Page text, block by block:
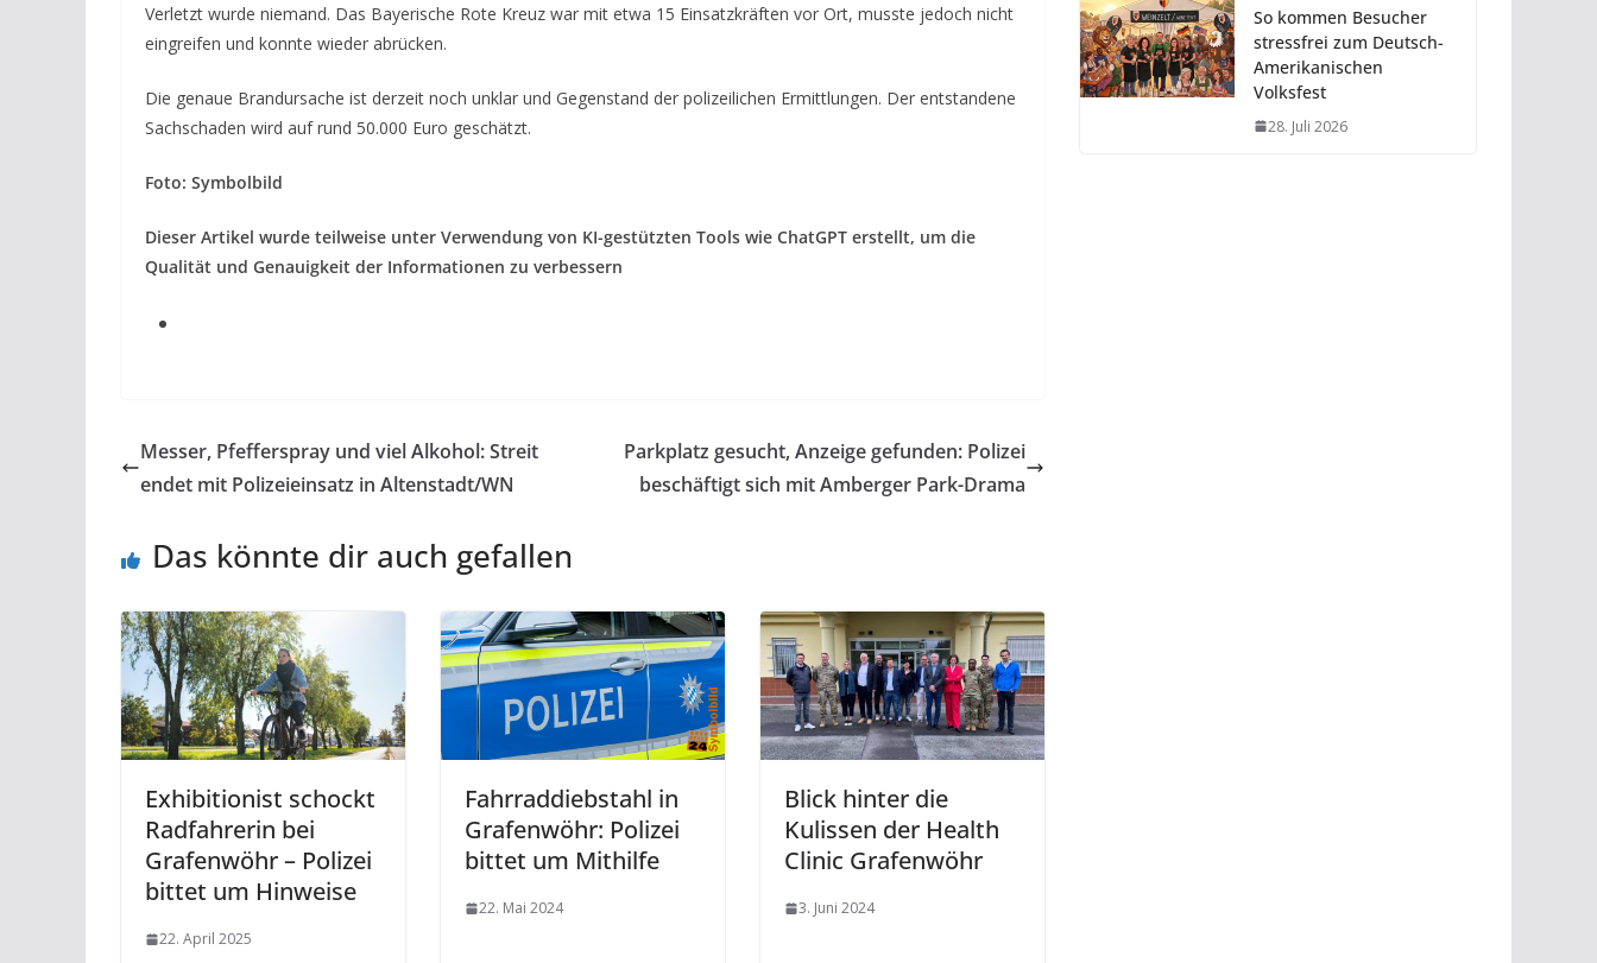
Verletzt wurde niemand. Das Bayerische Rote Kreuz war mit etwa 15 Einsatzkräften vor Ort, musste jedoch nicht
eingreifen und konnte wieder abrücken.
Die genaue Brandursache ist derzeit noch unklar und Gegenstand der polizeilichen Ermittlungen. Der entstandene
Sachschaden wird auf rund 50.000 Euro geschätzt.
Foto: Symbolbild
Dieser Artikel wurde teilweise unter Verwendung von KI-gestützten Tools wie ChatGPT erstellt, um die
Qualität und Genauigkeit der Informationen zu verbessern
Messer, Pfefferspray und viel Alkohol: Streit
endet mit Polizeieinsatz in Altenstadt/WN
Parkplatz gesucht, Anzeige gefunden: Polizei
beschäftigt sich mit Amberger Park-Drama
Das könnte dir auch gefallen
Exhibitionist schockt
Radfahrerin bei
Grafenwöhr – Polizei
bittet um Hinweise
22. April 2025
Fahrraddiebstahl in
Grafenwöhr: Polizei
bittet um Mithilfe
22. Mai 2024
Blick hinter die
Kulissen der Health
Clinic Grafenwöhr
3. Juni 2024
So kommen Besucher
stressfrei zum Deutsch-
Amerikanischen
Volksfest
28. Juli 2026